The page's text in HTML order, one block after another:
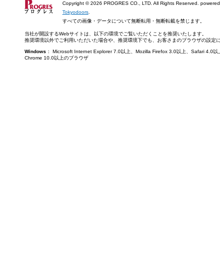
Copyright ©2026 PROGRES CO., LTD. All Rights Reserved.
Tokyodoors
すべての画像・データについて無断転用・無断転載を禁じます。
当社が開設するWebサイトは、以下の環境でご覧いただくことを推奨いたします。
推奨環境以外でご利用いただいた場合や、推奨環境下でも、お客さまのブラウザの設
Windows ： Microsoft Internet Explorer 7.0以上、Mozilla Firefox 3.0以上、Safari
Chrome 10.0以上のブラウザ